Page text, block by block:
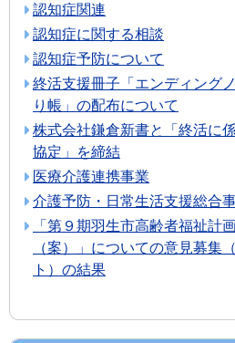
認知症関連
認知症に関する相談
認知症予防について
終活支援冊子「エンディング
り帳」の配布について
株式会社鎌倉新書と「終活に
協定」を締結
医療介護連携事業
介護予防・日常生活支援総合
「第９期羽生市高齢者福祉計
（案）」についての意見募集
ト）の結果